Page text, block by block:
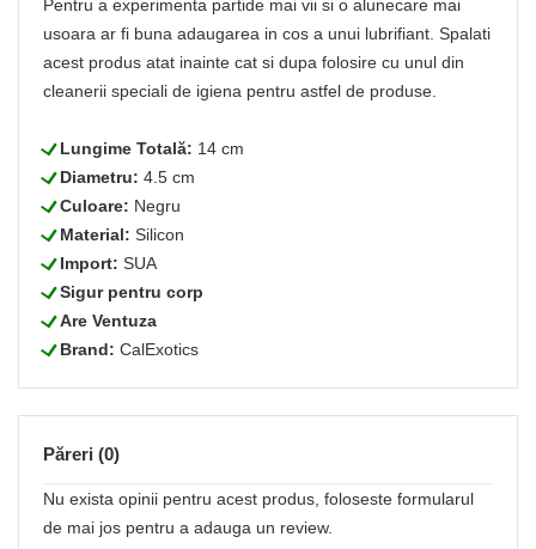
Pentru a experimenta partide mai vii si o alunecare mai
usoara ar fi buna adaugarea in cos a unui lubrifiant. Spalati
acest produs atat inainte cat si dupa folosire cu unul din
cleanerii speciali de igiena pentru astfel de produse.
LLungime Totală: 14 cm
LDiametru: 4.5 cm
LCuloare: Negru
LMaterial: Silicon
LImport: SUA
LSigur pentru corp
LAre Ventuza
LBrand: CalExotics
Păreri (0)
Nu exista opinii pentru acest produs, foloseste formularul
de mai jos pentru a adauga un review.